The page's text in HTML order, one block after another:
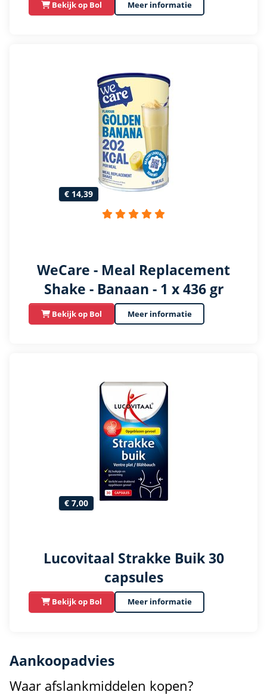
Bekijk op Bol Meer informatie
€ 14,39
WeCare - Meal Replacement
Shake - Banaan - 1 x 436 gr
Bekijk op Bol Meer informatie
€ 7,00
Lucovitaal Strakke Buik 30
capsules
Bekijk op Bol Meer informatie
Aankoopadvies
Waar afslankmiddelen kopen?